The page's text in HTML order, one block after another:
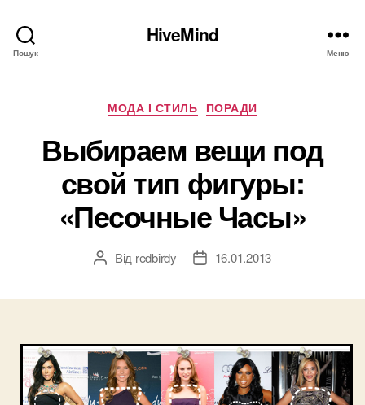
Пошук
HiveMind
Меню
Категорії
МОДА І СТИЛЬ ПОРАДИ
Выбираем вещи под
свой тип фигуры:
«Песочные Часы»
Автор
Від redbirdy
Дата16.01.2013